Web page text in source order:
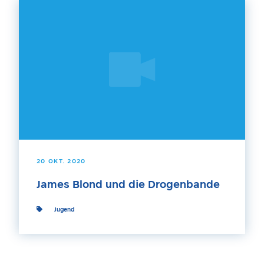
20 OKT. 2020
James Blond und die Drogenbande
Jugend